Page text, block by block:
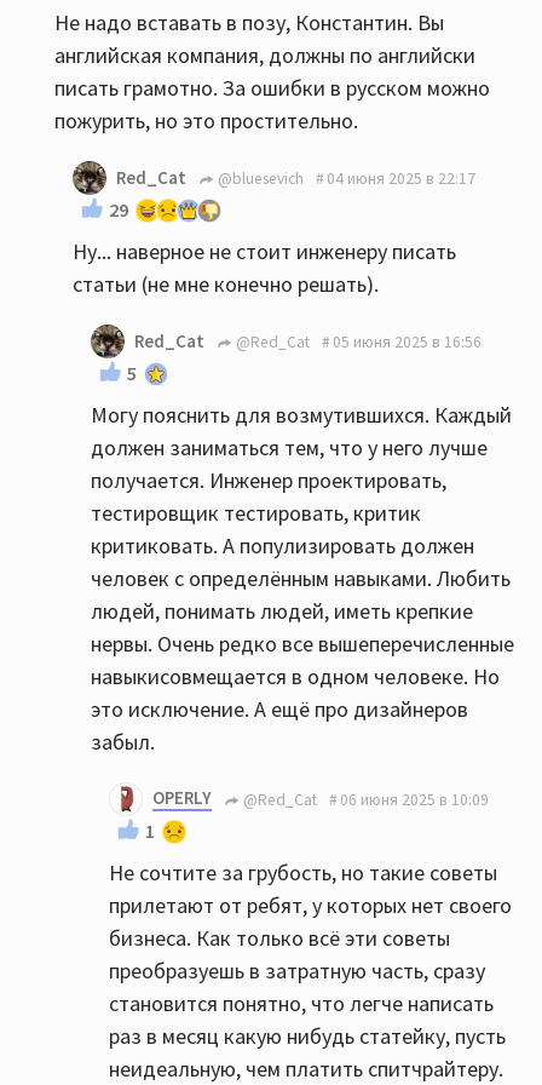
Не надо вставать в позу, Константин. Вы
английская компания, должны по английски
писать грамотно. За ошибки в русском можно
пожурить, но это простительно.
Red_Cat @bluesevich 04 июня 2025 в 22:17
29
Ну... наверное не стоит инженеру писать
статьи (не мне конечно решать).
Red_Cat @Red_Cat 05 июня 2025 в 16:56
5
Могу пояснить для возмутившихся. Каждый
должен заниматься тем, что у него лучше
получается. Инженер проектировать,
тестировщик тестировать, критик
критиковать. А популизировать должен
человек с определённым навыками. Любить
людей, понимать людей, иметь крепкие
нервы. Очень редко все вышеперечисленные
навыкисовмещается в одном человеке. Но
это исключение. А ещё про дизайнеров
забыл.
OPERLY @Red_Cat 06 июня 2025 в 10:09
1
Не сочтите за грубость, но такие советы
прилетают от ребят, у которых нет своего
бизнеса. Как только всё эти советы
преобразуешь в затратную часть, сразу
становится понятно, что легче написать
раз в месяц какую нибудь статейку, пусть
неидеальную, чем платить спитчрайтеру.